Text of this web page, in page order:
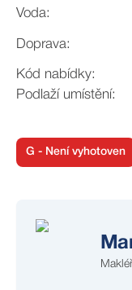
Voda:
Doprava:
Kód nabídky:
Podlaží umístění:
G - Není vyhotoven
Makléř